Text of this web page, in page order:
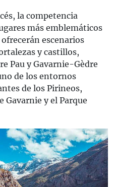
la competencia
más emblemáticos
escenarios
y castillos,
Pau y Gavarnie-Gèdre
de los entornos
de los Pirineos,
Gavarnie y el Parque